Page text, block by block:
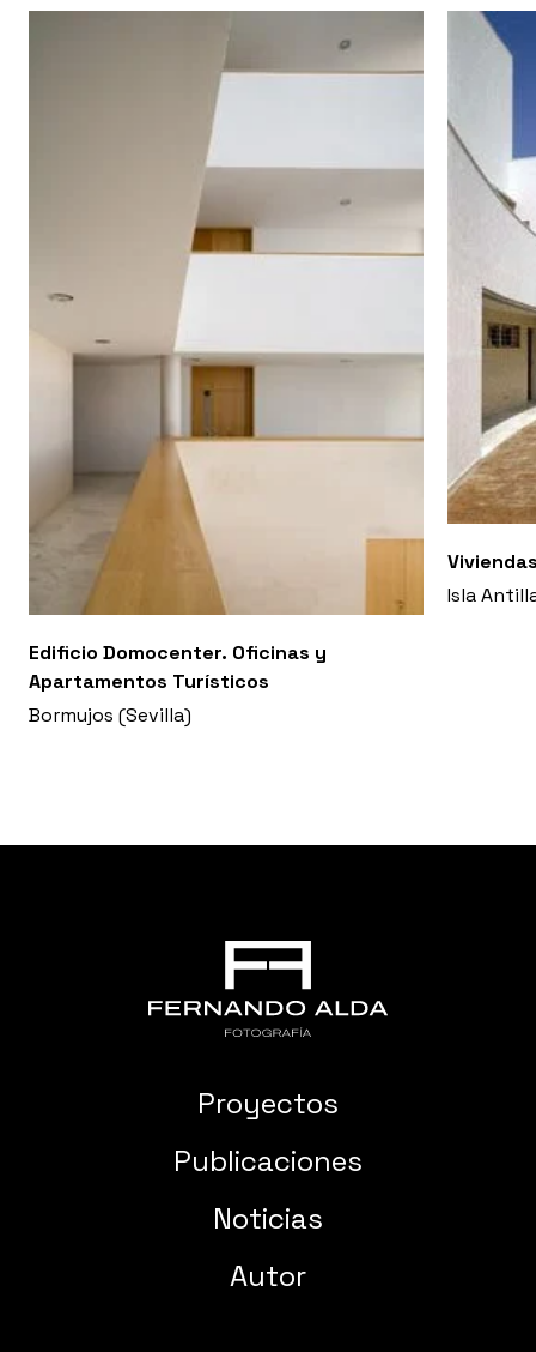
Edificio Domocenter. Oficinas y
Apartamentos Turísticos
Bormujos (Sevilla)
Isla
Proyectos
Publicaciones
Noticias
Autor